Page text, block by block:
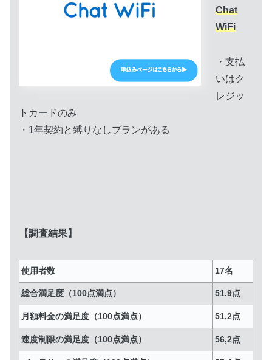
Chat
WiFi
・支払
いはク
レジッ
トカードのみ
・1年契約と縛りなしプランがある
【調査結果】
使用者数 17名
総合満足度（100点満点） 51.9点
月額料金の満足度（100点満点） 51,2点
速度制限の満足度（100点満点） 56,2点